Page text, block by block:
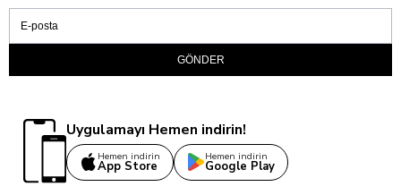
GÖNDER
Uygulamayı Hemen indirin!
Hemen indirin
App Store
Hemen indirin
Google Play